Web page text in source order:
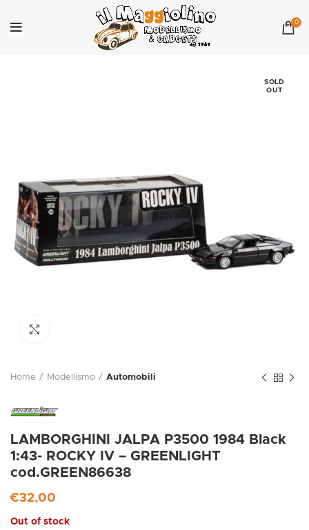
0
SOLD
OUT
Home Modellismo Automobili
LAMBORGHINI JALPA P3500 1984 Black
1:43- ROCKY IV – GREENLIGHT
cod.GREEN86638
€32,00
Out of stock